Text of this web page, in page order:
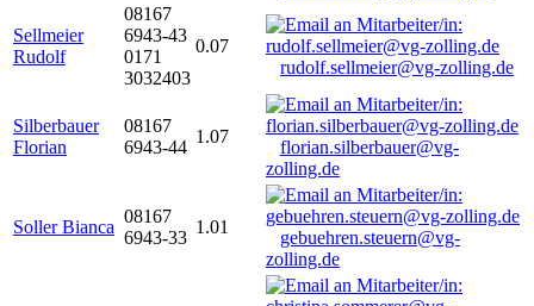
Sellmeier
Rudolf
08167
6943-43
0171
3032403
0.07
rudolf.sellmeier@vg-zolling.de
Silberbauer
Florian
08167
6943-44
1.07
florian.silberbauer@vg-
zolling.de
Soller Bianca
08167
6943-33
1.01
gebuehren.steuern@vg-
zolling.de